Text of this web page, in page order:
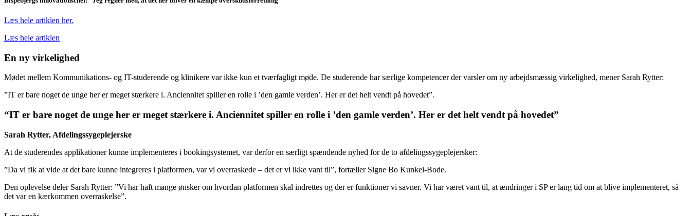
Læs hele artiklen her.
Læs hele artiklen
En ny virkelighed
Mødet mellem Kommunikations- og IT-studerende og klinikere var ikke kun et tværfagligt møde. De studerende har særlige kompetencer der varsler om ny arbejdsmæssig virkelighed, mener Sarah Rytter:
”IT er bare noget de unge her er meget stærkere i. Anciennitet spiller en rolle i ’den gamle verden’. Her er det helt vendt på hovedet”.
“IT er bare noget de unge her er meget stærkere i. Anciennitet spiller en rolle i ’den gamle verden’. Her er det helt vendt på hovedet”
Sarah Rytter, Afdelingssygeplejerske
At de studerendes applikationer kunne implementeres i bookingsystemet, var derfor en særligt spændende nyhed for de to afdelingssygeplejersker:
”Da vi fik at vide at det bare kunne integreres i platformen, var vi overraskede – det er vi ikke vant til”, fortæller Signe Bo Kunkel-Bode.
Den oplevelse deler Sarah Rytter: ”Vi har haft mange ønsker om hvordan platformen skal indrettes og der er funktioner vi savner. Vi har været vant til, at ændringer i SP er lang tid om at blive implementeret, så
det var en kærkommen overraskelse”.